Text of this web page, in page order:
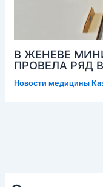
В ЖЕНЕВЕ
ПРОВЕЛА РЯД
Новости медицины